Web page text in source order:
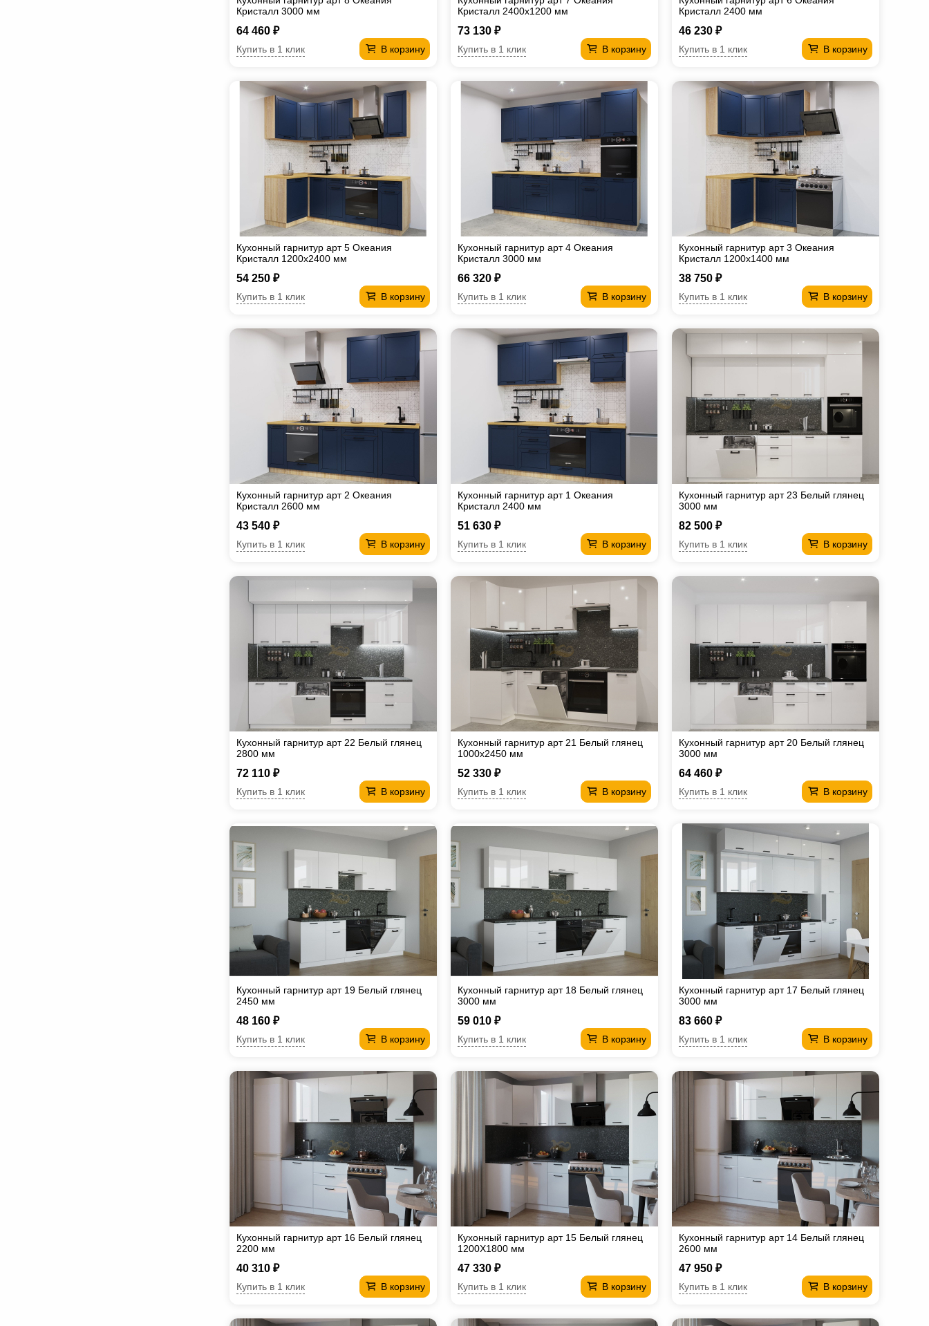
Кристалл 3000 мм
64 460 ₽
В корзину
Купить в 1 клик
Кристалл 2400х1200 мм
73 130 ₽
В корзину
Купить в 1 клик
Кристалл 2400 мм
46 230 ₽
В корзину
Купить в 1 клик
Кухонный гарнитур арт 5 Океания
Кристалл 1200х2400 мм
54 250 ₽
В корзину
Купить в 1 клик
Кухонный гарнитур арт 4 Океания
Кристалл 3000 мм
66 320 ₽
В корзину
Купить в 1 клик
Кухонный гарнитур арт 3 Океания
Кристалл 1200х1400 мм
38 750 ₽
В корзину
Купить в 1 клик
Кухонный гарнитур арт 2 Океания
Кристалл 2600 мм
43 540 ₽
В корзину
Купить в 1 клик
Кухонный гарнитур арт 1 Океания
Кристалл 2400 мм
51 630 ₽
В корзину
Купить в 1 клик
Кухонный гарнитур арт 23 Белый глянец
3000 мм
82 500 ₽
В корзину
Купить в 1 клик
Кухонный гарнитур арт 22 Белый глянец
2800 мм
72 110 ₽
В корзину
Купить в 1 клик
Кухонный гарнитур арт 21 Белый глянец
1000х2450 мм
52 330 ₽
В корзину
Купить в 1 клик
Кухонный гарнитур арт 20 Белый глянец
3000 мм
64 460 ₽
В корзину
Купить в 1 клик
Кухонный гарнитур арт 19 Белый глянец
2450 мм
48 160 ₽
В корзину
Купить в 1 клик
Кухонный гарнитур арт 18 Белый глянец
3000 мм
59 010 ₽
В корзину
Купить в 1 клик
Кухонный гарнитур арт 17 Белый глянец
3000 мм
83 660 ₽
В корзину
Купить в 1 клик
Кухонный гарнитур арт 16 Белый глянец
2200 мм
40 310 ₽
В корзину
Купить в 1 клик
Кухонный гарнитур арт 15 Белый глянец
1200Х1800 мм
47 330 ₽
В корзину
Купить в 1 клик
Кухонный гарнитур арт 14 Белый глянец
2600 мм
47 950 ₽
В корзину
Купить в 1 клик